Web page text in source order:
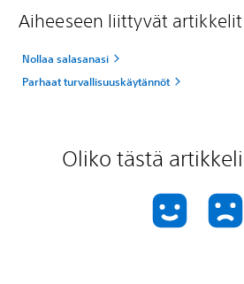
Aiheeseen liittyvät artikkelit
Nollaa salasanasi
Parhaat turvallisuuskäytännöt
Oliko tästä